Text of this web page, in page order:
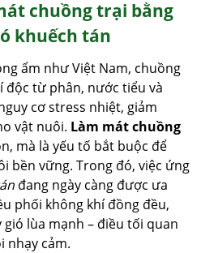
chuồng trại bằng
khuếch tán
ẩm như Việt Nam, chuồng
từ phân, nước tiểu và
cơ stress nhiệt, giảm
vật nuôi. Làm mát chuồng
mà là yếu tố bắt buộc để
bền vững. Trong đó, việc ứng
đang ngày càng được ưa
phối không khí đồng đều,
lùa mạnh – điều tối quan
nhạy cảm.